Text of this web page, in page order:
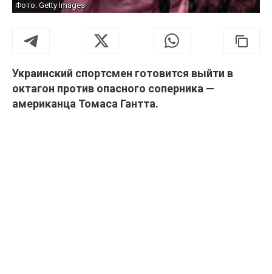
Фото: Getty Images
Украинский спортсмен готовится выйти в
октагон против опасного соперника —
американца Томаса Гантта.